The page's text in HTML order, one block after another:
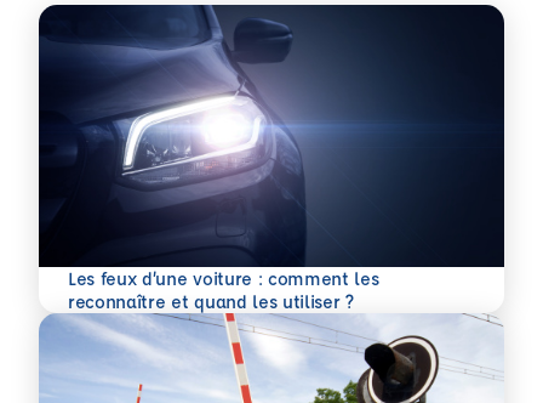
Les feux d’une voiture : comment les
reconnaître et quand les utiliser ?
En savoir plus